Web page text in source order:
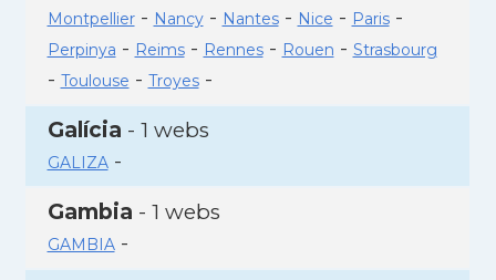
Montpellier- Nancy- Nantes- Nice - Paris-
Perpinya - Reims- Rennes- Rouen - Strasbourg
- Toulouse - Troyes-
Galícia - 1 webs
GALIZA-
Gambia - 1 webs
GAMBIA-